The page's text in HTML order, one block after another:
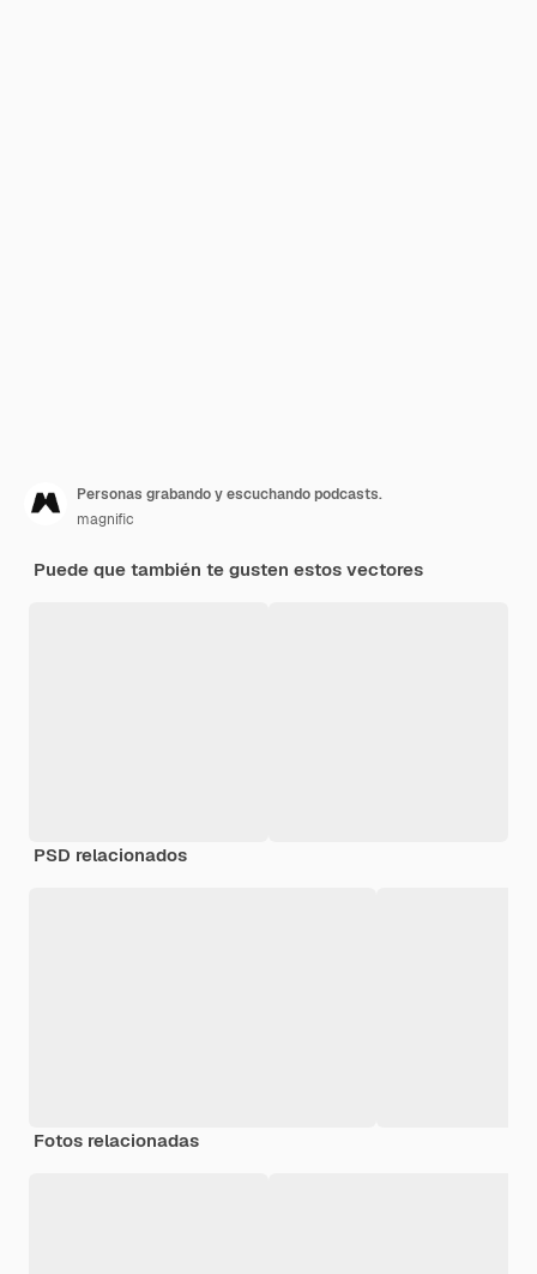
Personas grabando y escuchando podcasts.
magnific
Puede que también te gusten estos vectores
PSD relacionados
Fotos relacionadas